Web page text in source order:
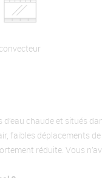
convecteur
chaude et situés
faibles déplacements
réduite. Vous